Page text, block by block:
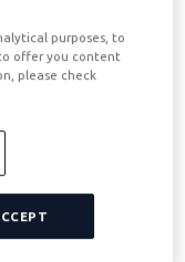
son:
del talento
el salario bruto
la empresa
purposes, to
offer you content
please check